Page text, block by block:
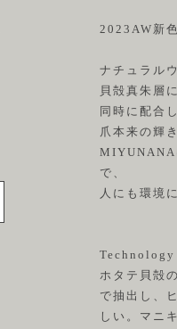
2023AW新
ナチュラル
貝殻真朱層
同時に配合
爪本来の輝
MIYUNANA
で、
人にも環境
Technology
ホタテ貝殻
で抽出し、
しい。マニ